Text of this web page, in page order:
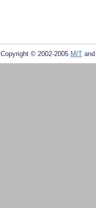
Copyright © 2002-2005 MIT